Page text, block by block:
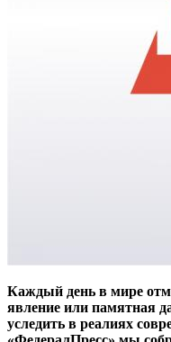
Каждый день в мире
явление или памятная
уследить в реалиях